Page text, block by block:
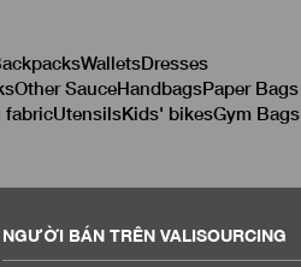
WalletsDresses
Other SauceHandbagsPaper Bags
fabricUtensilsKids' bikesGym Bags
NGƯỜI BÁN TRÊN VALISOURCING